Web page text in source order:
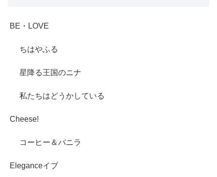
BE・LOVE
ちはやふる
星降る王国のニナ
私たちはどうかしている
Cheese!
コーヒー＆バニラ
Eleganceイブ